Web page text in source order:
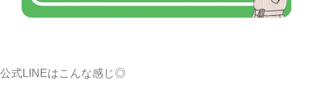
公式LINEはこんな感じ◎